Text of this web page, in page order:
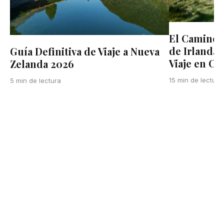
Guía Definitiva de Viaje a Nueva
Zelanda 2026
5 min de lectura
El Camino
de Irlanda:
Viaje en
15 min de lectura